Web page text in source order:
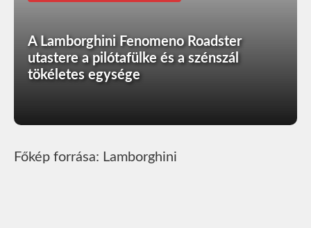
A Lamborghini Fenomeno Roadster
utastere a pilótafülke és a szénszál
tökéletes egysége
Főkép forrása: Lamborghini